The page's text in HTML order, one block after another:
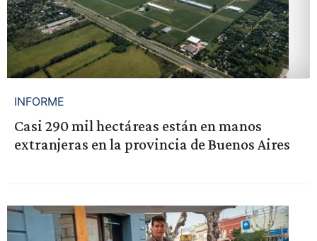
INFORME
Casi 290 mil hectáreas están en manos
extranjeras en la provincia de Buenos Aires